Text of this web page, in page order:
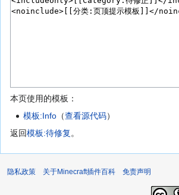
本页使用的模板：
模板:Info （查看源代码）
返回模板:待修复。
隐私政策 关于Minecraft插件百科 免责声明